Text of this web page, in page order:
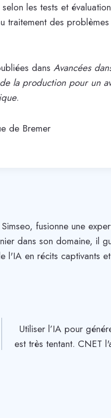
les tests et
traitement des
dans Avancées
la production pour un
.
de Bremer
fusionne une
dans son domaine, il
l'IA en récits captivants
Utiliser l’IA pour
est très tentant. CNET